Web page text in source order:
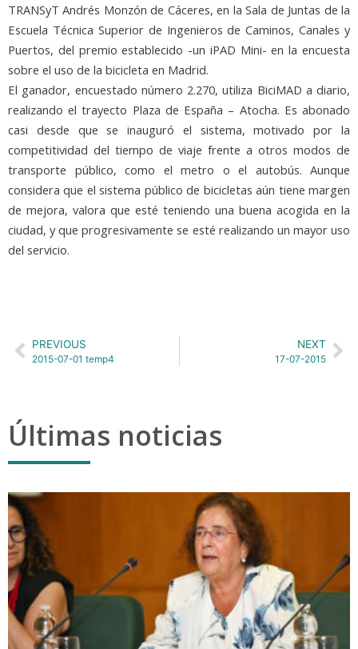
TRANSyT Andrés Monzón de Cáceres, en la Sala de Juntas de la
Escuela Técnica Superior de Ingenieros de Caminos, Canales y
Puertos, del premio establecido -un iPAD Mini- en la encuesta
sobre el uso de la bicicleta en Madrid.
El ganador, encuestado número 2.270, utiliza BiciMAD a diario,
realizando el trayecto Plaza de España – Atocha. Es abonado
casi desde que se inauguró el sistema, motivado por la
competitividad del tiempo de viaje frente a otros modos de
transporte público, como el metro o el autobús. Aunque
considera que el sistema público de bicicletas aún tiene margen
de mejora, valora que esté teniendo una buena acogida en la
ciudad, y que progresivamente se esté realizando un mayor uso
del servicio.
PREVIOUS
2015-07-01 temp4
NEXT
17-07-2015
Últimas noticias